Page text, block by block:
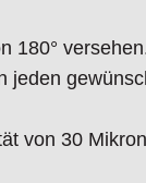
180°
jeden
von 30